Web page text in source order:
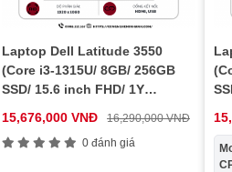
Laptop Dell Latitude 3550
(Core i3-1315U/ 8GB/ 256GB
SSD/ 15.6 inch FHD/ 1Y
15,676,000 VNĐ
16,290,000 VNĐ
0 đánh giá